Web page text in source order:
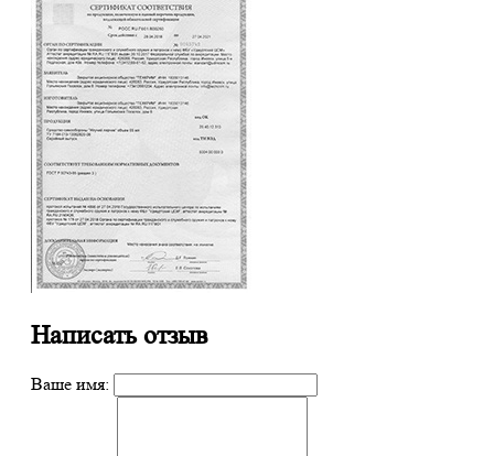
Написать отзыв
Ваше имя: